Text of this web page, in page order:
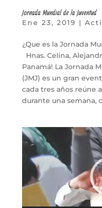
Jornada Mundial de la Juventud
Ene 23, 2019 |
¿Que es la Jornada
Hnas. Celina,
Panamá! La Jornada
(JMJ) es un gran
cada tres años reúne
durante una semana,
Reproductor
de
vídeo